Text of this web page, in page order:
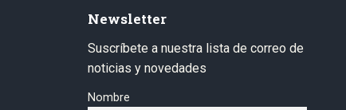
Newsletter
Suscríbete a nuestra lista de correo de
noticias y novedades
Nombre